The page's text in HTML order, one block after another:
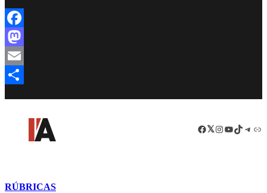
Facebook
Mastodon
Email
Facebook
LinkedIn
Instagram
YouTube
TikTok
RÚBRICAS